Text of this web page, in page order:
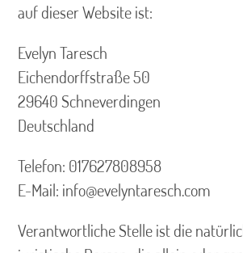
auf dieser Website ist:
Evelyn Taresch
Eichendorffstraße 50
29640 Schneverdingen
Deutschland
Telefon: 017627808958
E-Mail: info@evelyntaresch.com
Verantwortliche Stelle ist die